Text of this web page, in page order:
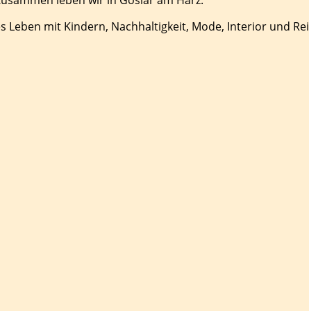
mit Kindern, Nachhaltigkeit, Mode, Interior und